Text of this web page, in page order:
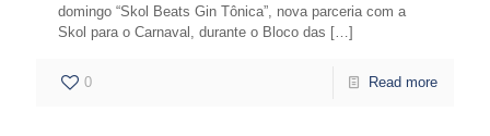
domingo “Skol Beats Gin Tônica”, nova parceria com a
Skol para o Carnaval, durante o Bloco das […]
0 Read more